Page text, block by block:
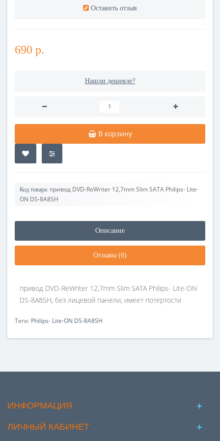
Оставить отзыв
690 р.
Нашли дешевле?
В корзину
Код товара: привод DVD-ReWriter 12,7mm Slim SATA Philips- Lite-
ON DS-8A8SH
Описание
Отзывы (0)
привод DVD-ReWriter 12,7mm Slim SATA Philips- Lite-ON
DS-8A8SH, без лицевой панели, имеет потертости
Теги: Philips- Lite-ON DS-8A8SH
ИНФОРМАЦИЯ
ЛИЧНЫЙ КАБИНЕТ